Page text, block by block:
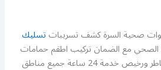
صحية السرة كشف تسريباتتسليك
مع الضمان تركيب اطقم حمامات
فتح بلاليع مقاول صحي شاطر ورخيص خدمة 24 ساعة جميع مناطق